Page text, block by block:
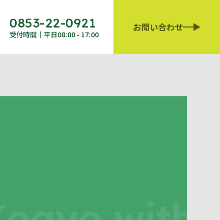
0853-22-0921
受付時間｜平日08:00 - 17:00
お問い合わせ